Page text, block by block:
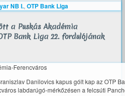
NB I., OTP Bank Liga
a Puskás Akadémia
Bank Liga 22. fordulójának
Danilovics kapus gólt kap az OTP
labdarúgó-mérkőzésen a felcsúti